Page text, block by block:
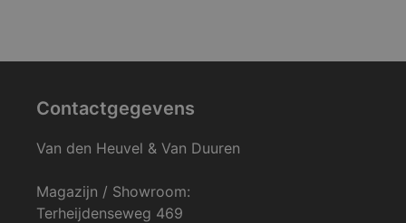
Contactgegevens
Van den Heuvel & Van Duuren
Magazijn / Showroom:
Terheijdenseweg 469